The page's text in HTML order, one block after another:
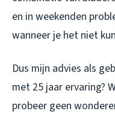
en in weekenden
wanneer je het niet
Dus mijn advies als
met 25 jaar ervaring?
probeer geen